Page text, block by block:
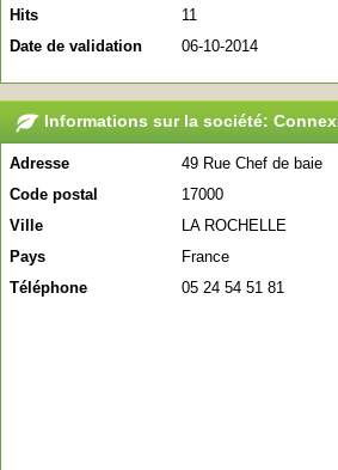
Hits
11
Date de validation
06-10-2014
Informations sur la société:
Adresse
49 Rue Chef de baie
Code postal
17000
Ville
LA ROCHELLE
Pays
France
Téléphone
05 24 54 51 81